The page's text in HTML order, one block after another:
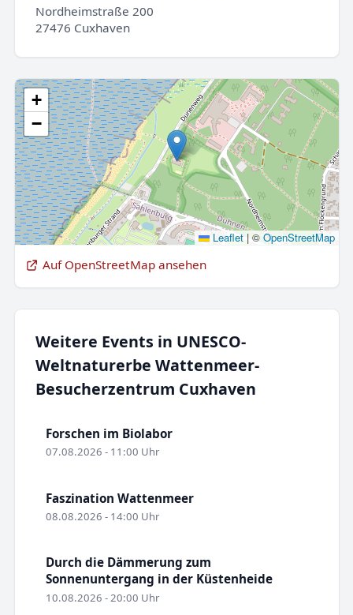
Nordheimstraße 200
27476 Cuxhaven
+
−
Leaflet |© OpenStreetMap
Auf OpenStreetMap ansehen
Weitere Events in UNESCO-
Weltnaturerbe Wattenmeer-
Besucherzentrum Cuxhaven
Forschen im Biolabor
07.08.2026 - 11:00 Uhr
Faszination Wattenmeer
08.08.2026 - 14:00 Uhr
Durch die Dämmerung zum
Sonnenuntergang in der Küstenheide
10.08.2026 - 20:00 Uhr